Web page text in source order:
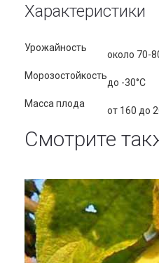
Характеристики
Урожайность
около 70-
Морозостойкость
до -30°C
Масса плода
от 160 до
Смотрите